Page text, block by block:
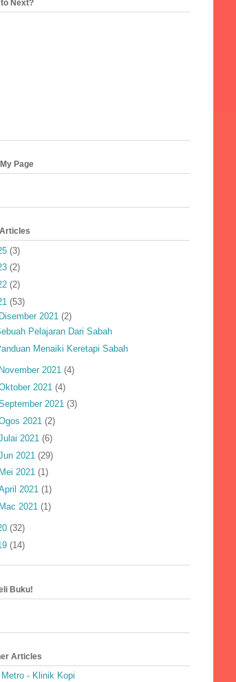
Next?
Page
(3)
(2)
(2)
(53)
Disember 2021 (2)
Pelajaran Dari Sabah
Menaiki Keretapi Sabah
November 2021 (4)
2021 (4)
2021 (3)
2021 (2)
2021 (6)
2021 (29)
Mei 2021 (1)
2021 (1)
Mac 2021 (1)
(32)
(14)
Buku!
Articles
Metro - Klinik Kopi